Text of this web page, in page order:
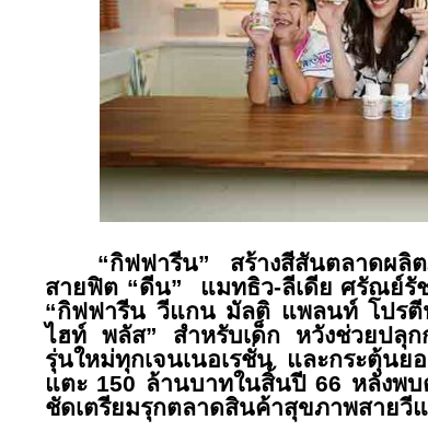
“กิฟฟารีน” สร้างสีสันตลาดผ
สายฟิต “ดีน”
แมทธิว-ลีเดีย ศรัณย์รั
“กิฟฟารีน วีแกน มัลติ แพลนท์ โปร
ไฮท์ พลัส” สำหรับเด็ก หวังช่วยปลุก
รุ่นใหม่ทุกเจนเนอเรชั่น และกระตุ้นย
แตะ 150 ล้านบาทในสิ้นปี 66 หลังพ
ชัดเตรียมรุกตลาดสินค้าสุขภาพสายวี